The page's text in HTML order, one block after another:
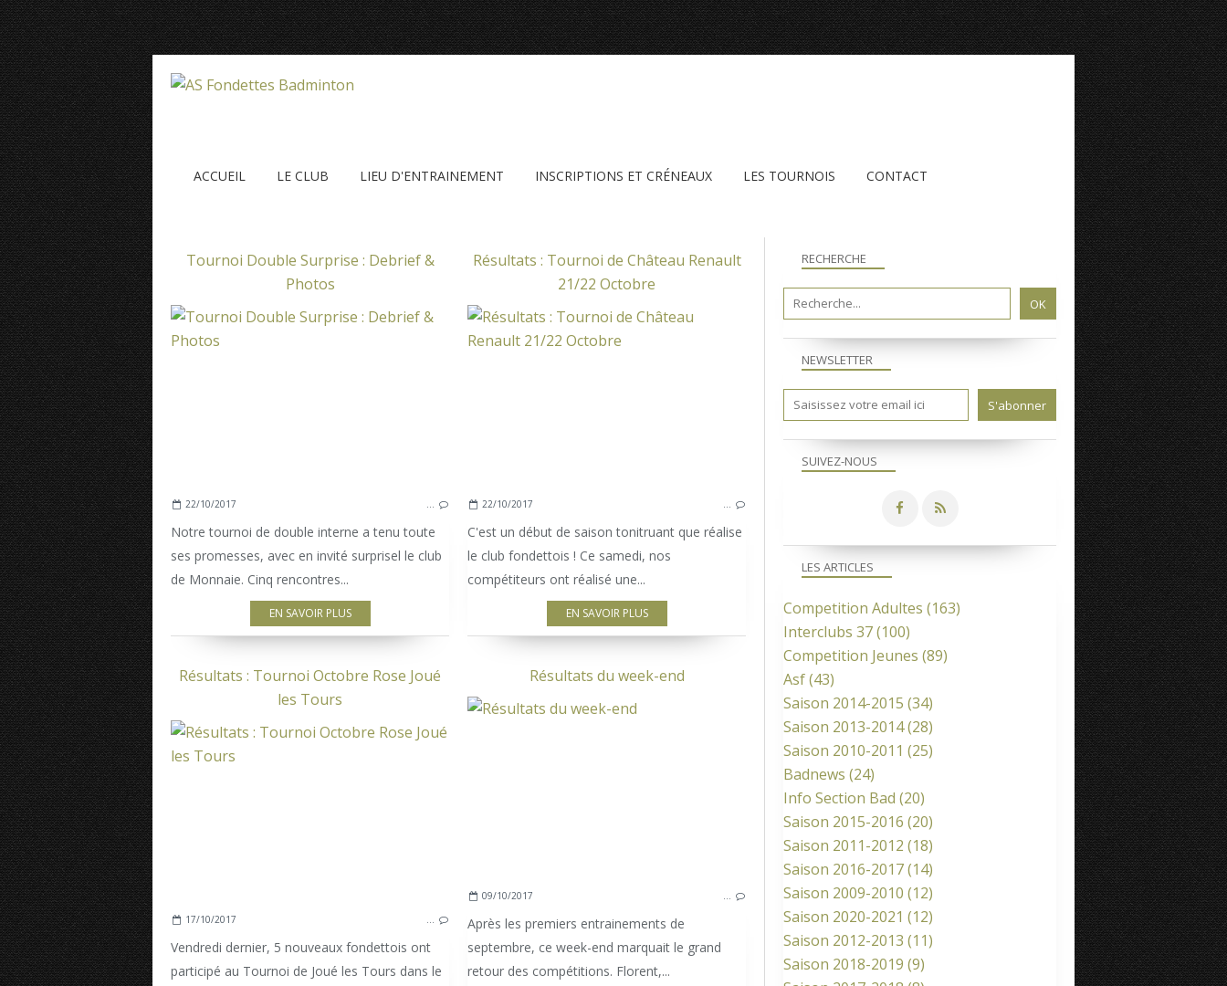
ACCUEIL LE CLUB LIEU D'ENTRAINEMENT INSCRIPTIONS ET CRÉNEAUX LES TOURNOIS CONTACT
Tournoi Double Surprise : Debrief &
Photos
22/10/2017 …
Notre tournoi de double interne a tenu toute
ses promesses, avec en invité surprisel le club
de Monnaie. Cinq rencontres...
EN SAVOIR PLUS
Résultats : Tournoi de Château Renault
21/22 Octobre
22/10/2017 …
C'est un début de saison tonitruant que réalise
le club fondettois ! Ce samedi, nos
compétiteurs ont réalisé une...
EN SAVOIR PLUS
Résultats : Tournoi Octobre Rose Joué
les Tours
17/10/2017 …
Vendredi dernier, 5 nouveaux fondettois ont
participé au Tournoi de Joué les Tours dans le
Résultats du week-end
COMPETITION JEUNES
COMPETITION ADULTES
09/10/2017 …
Après les premiers entrainements de
septembre, ce week-end marquait le grand
retour des compétitions. Florent,...
NEWSLETTER
SUIVEZ-NOUS
RECHERCHE
LES ARTICLES
Competition Adultes (163)
Interclubs 37(100)
Competition Jeunes (89)
Asf(43)
Saison 2014-2015 (34)
Saison 2013-2014(28)
Saison 2010-2011 (25)
Badnews (24)
Info Section Bad (20)
Saison 2015-2016 (20)
Saison 2011-2012 (18)
Saison 2016-2017(14)
Saison 2009-2010 (12)
Saison 2020-2021 (12)
Saison 2012-2013 (11)
Saison 2018-2019 (9)